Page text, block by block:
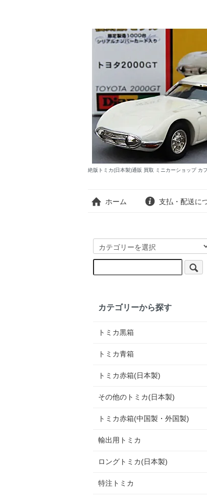
絶版トミカ(日本製)通販 買取 ミニカーショップ カ
ホーム 支払・配送に
カテゴリーから探す
トミカ黒箱
トミカ青箱
トミカ赤箱(日本製)
その他のトミカ(日本製)
トミカ赤箱(中国製・外国製)
輸出用トミカ
ロングトミカ(日本製)
特注トミカ